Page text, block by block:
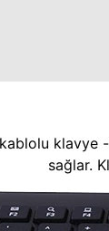
klavye
sağlar.